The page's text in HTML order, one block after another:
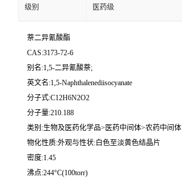
级别 医药级
萘二异氰酸酯
CAS:3173-72-6
别名:1,5-二异氰酸萘;
英文名:1,5-Naphthalenediisocyanate
分子式:C12H6N2O2
分子量:210.188
类别:生物及医药化学品>医药中间体>农药中间体
物化性质:外观与性状:白色至淡黄色结晶片
密度:1.45
沸点:244°C(100torr)